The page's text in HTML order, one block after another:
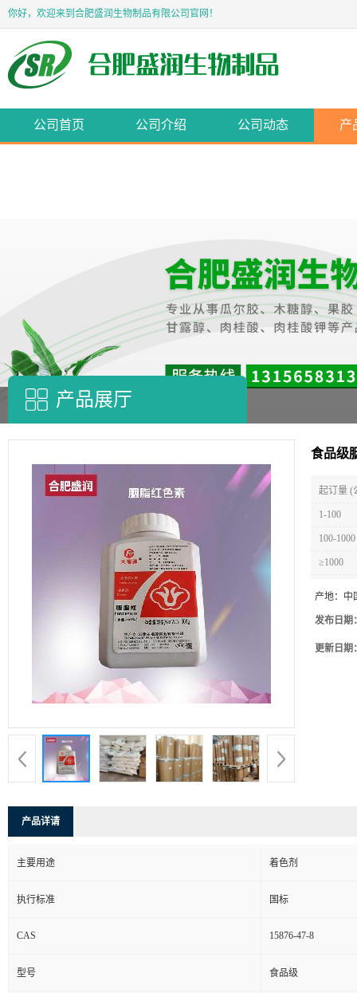
你好，欢迎来到合肥盛润生物制品有限公司官网！
公司首页 公司介绍 公司动态 产
产品展厅
食品级
起订量 (
1-100
100-1000
≥1000
产地： 中
发布日期
更新日期
产品详请
主要用途 着色剂
执行标准 国标
CAS 15876-47-8
型号 食品级